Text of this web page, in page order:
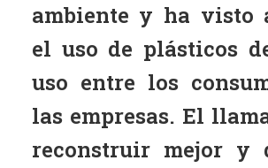
ambiente y ha visto
el uso de plásticos
uso entre los
las empresas. El
reconstruir mejor y